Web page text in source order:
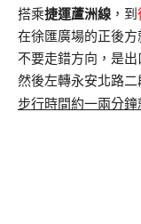
搭乘捷運蘆洲線 ，到
在徐匯廣場的正後
不要走錯方向，是出
然後左轉永安北路
步行時間約一兩分